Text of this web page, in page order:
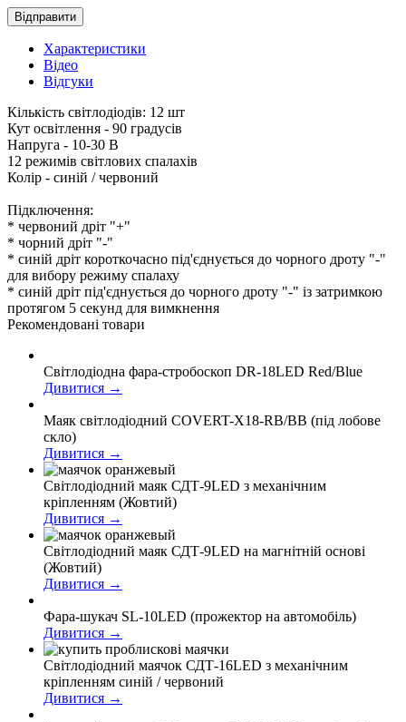
Характеристики
Вiдео
Відгуки
Кількість світлодіодів: 12 шт
Кут освітлення - 90 градусів
Напруга - 10-30 В
12 режимів світлових спалахів
Колір - синій / червоний
Підключення:
* червоний дріт "+"
* чорний дріт "-"
* синій дріт короткочасно під'єднується до чорного дроту "-"
для вибору режиму спалаху
* синій дріт під'єднується до чорного дроту "-" із затримкою
протягом 5 секунд для вимкнення
Рекомендованi товари
Світлодіодна фара-стробоскоп DR-18LED Red/Blue
Дивитися →
Маяк світлодіодний COVERT-X18-RB/BB (під лобове
скло)
Дивитися →
Світлодіодний маяк СДТ-9LED з механічним
кріпленням (Жовтий)
Дивитися →
Світлодіодний маяк СДТ-9LED на магнітній основі
(Жовтий)
Дивитися →
Фара-шукач SL-10LED (прожектор на автомобіль)
Дивитися →
Світлодіодний маячок СДТ-16LED з механічним
кріпленням синій / червоний
Дивитися →